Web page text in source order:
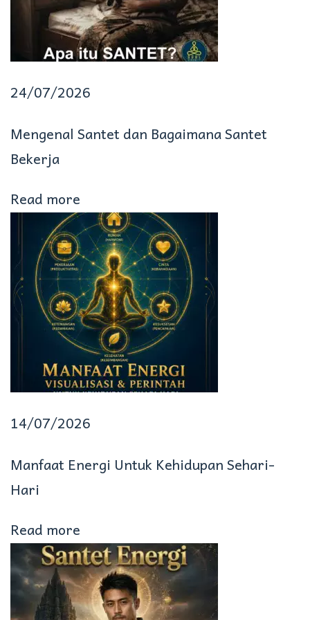
A
t
t
a
i
a
n
a
a
r
24/07/2026
Mengenal Santet dan Bagaimana Santet
Bekerja
Read more
14/07/2026
Manfaat Energi Untuk Kehidupan Sehari-
Hari
Read more